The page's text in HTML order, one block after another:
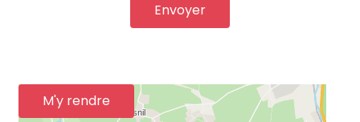
Envoyer
M'y rendre